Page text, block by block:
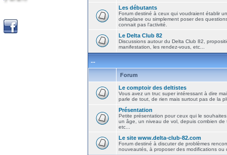
Les débutants
Forum destiné à ceux qui voudraient établir
deltaplane ou simplement poser des
connait pas l'activité.
Le Delta Club 82
Discussions autour du Delta Club 82,
manifestation, les rendez-vous, etc...
...
Forum
Le comptoir des deltistes
Vous avez un truc super intéressant à dire
parle de tout, de rien mais surtout pas de la
Présentation
Petite présentation pour ceux qui le
un âge, un niveau de vol, depuis combien de
etc...
Le site www.delta-club-82.com
Forum destiné à discuter de problèmes
nouveautés, à proposer des modifications ou